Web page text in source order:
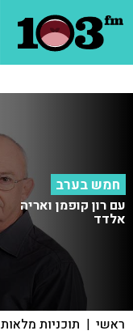
חמש בערב
עם רון קופמן ואריה
אלדד
ראשי | תוכניות מלאות